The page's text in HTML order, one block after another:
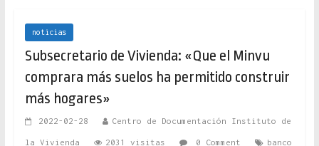
noticias
Subsecretario de Vivienda: «Que el Minvu
comprara más suelos ha permitido construir
más hogares»
2022-02-28 Centro de Documentación Instituto de
la Vivienda 2031 visitas 0 Comment banco